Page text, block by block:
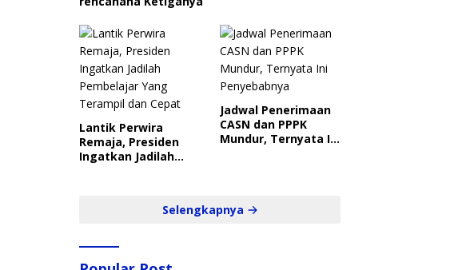
Lantik Perwira
Remaja, Presiden
Ingatkan Jadilah
Jadwal Penerimaan
CASN dan PPPK
Mundur, Ternyata Ini
Selengkapnya